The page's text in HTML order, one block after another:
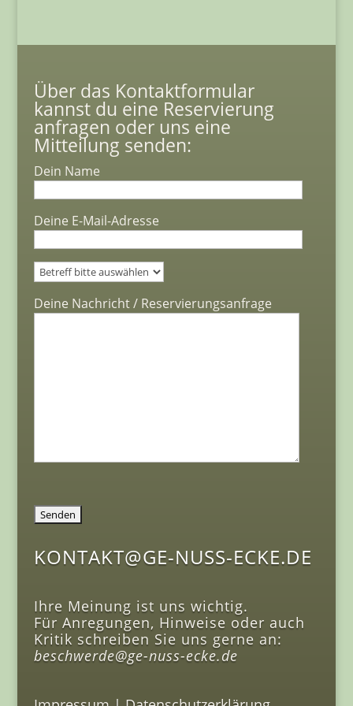
Über das Kontaktformular
kannst du eine Reservierung
anfragen oder uns eine
Mitteilung senden:
Dein Name
Deine E-Mail-Adresse
Deine Nachricht / Reservierungsanfrage
KONTAKT@GE-NUSS-ECKE.DE
Ihre Meinung ist uns wichtig.
Für Anregungen, Hinweise oder auch
Kritik schreiben Sie uns gerne an:
beschwerde@ge-nuss-ecke.de